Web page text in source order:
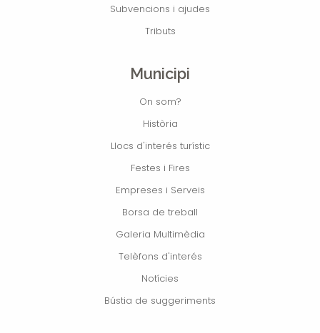
Subvencions i ajudes
Tributs
Municipi
On som?
Història
Llocs d'interés turístic
Festes i Fires
Empreses i Serveis
Borsa de treball
Galeria Multimèdia
Telèfons d'interés
Notícies
Bústia de suggeriments